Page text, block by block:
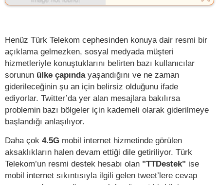
Henüz Türk Telekom cephesinden konuya dair resmi bir
açıklama gelmezken, sosyal medyada müşteri
hizmetleriyle konuştuklarını belirten bazı kullanıcılar
sorunun ülke çapında yaşandığını ve ne zaman
giderileceğinin şu an için belirsiz olduğunu ifade
ediyorlar. Twitter’da yer alan mesajlara bakılırsa
problemin bazı bölgeler için kademeli olarak giderilmeye
başlandığı anlaşılıyor.
Daha çok 4.5G mobil internet hizmetinde görülen
aksaklıkların halen devam ettiği dile getiriliyor. Türk
Telekom’un resmi destek hesabı olan "TTDestek" ise
mobil internet sıkıntısıyla ilgili gelen tweet’lere cevap